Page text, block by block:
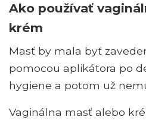
Ako používať
krém
Masť by mala byť
pomocou aplikátora po
hygiene a potom už
Vaginálna masť alebo